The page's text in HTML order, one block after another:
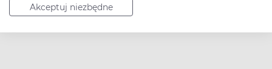
Akceptuj niezbędneApteline.pl.